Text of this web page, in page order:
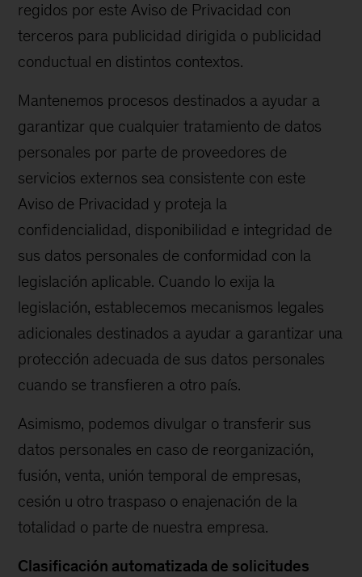
regidos por este Aviso de Privacidad con
terceros para publicidad dirigida o publicidad
conductual en distintos contextos.
Mantenemos procesos destinados a ayudar a
garantizar que cualquier tratamiento de datos
personales por parte de proveedores de
servicios externos sea consistente con este
Aviso de Privacidad y proteja la
confidencialidad, disponibilidad e integridad de
sus datos personales de conformidad con la
legislación aplicable. Cuando lo exija la
legislación, establecemos mecanismos legales
adicionales destinados a ayudar a garantizar una
protección adecuada de sus datos personales
cuando se transfieren a otro país.
Asimismo, podemos divulgar o transferir sus
datos personales en caso de reorganización,
fusión, venta, unión temporal de empresas,
cesión u otro traspaso o enajenación de la
totalidad o parte de nuestra empresa.
Clasificación automatizada de solicitudes